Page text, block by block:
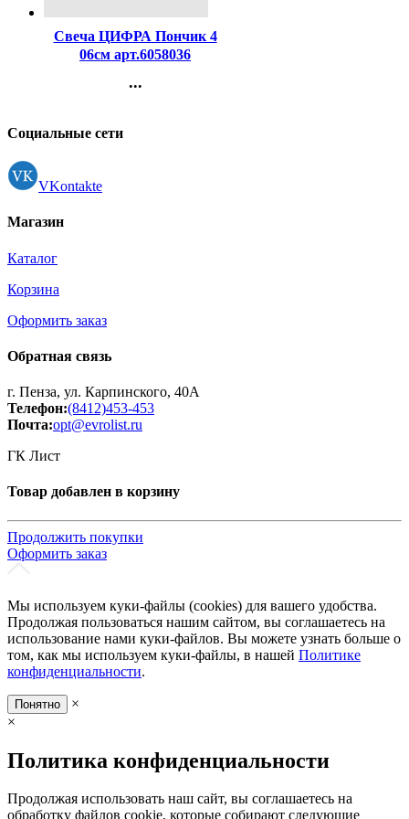
Свеча ЦИФРА Пончик 4
06см арт.6058036
...
Регистрация
Социальные сети
VKontakte
Магазин
Каталог
Корзина
Оформить заказ
Обратная связь
г. Пенза, ул. Карпинского, 40А
Телефон:(8412)453-453
Почта:opt@evrolist.ru
ГК Лист
Товар добавлен в корзину
Продолжить покупки
Оформить заказ
Мы используем куки-файлы (cookies) для вашего удобства.
Продолжая пользоваться нашим сайтом, вы соглашаетесь на
использование нами куки-файлов. Вы можете узнать больше о
том, как мы используем куки-файлы, в нашей Политике
конфиденциальности.
Понятно
×
×
Политика конфиденциальности
Продолжая использовать наш сайт, вы соглашаетесь на
обработку файлов cookie, которые собирают следующие